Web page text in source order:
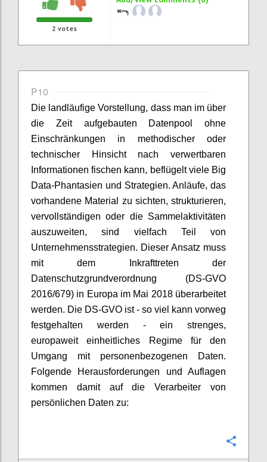
2 votes
P10
Die landläufige Vorstellung, dass man im über
die Zeit aufgebauten Datenpool ohne
Einschränkungen in methodischer oder
technischer Hinsicht nach verwertbaren
Informationen fischen kann, beflügelt viele Big
Data-Phantasien und Strategien. Anläufe, das
vorhandene Material zu sichten, strukturieren,
vervollständigen oder die Sammelaktivitäten
auszuweiten, sind vielfach Teil von
Unternehmensstrategien. Dieser Ansatz muss
mit dem Inkrafttreten der
Datenschutzgrundverordnung (DS-GVO
2016/679) in Europa im Mai 2018 überarbeitet
werden. Die DS-GVO ist - so viel kann vorweg
festgehalten werden - ein strenges,
europaweit einheitliches Regime für den
Umgang mit personenbezogenen Daten.
Folgende Herausforderungen und Auflagen
kommen damit auf die Verarbeiter von
persönlichen Daten zu: